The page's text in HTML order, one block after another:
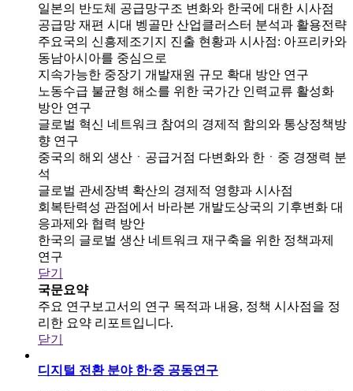
일본의 반도체 공급망구조 변화와 한국에 대한 시사점
공급망 재편 시대 벵골만 산업클러스터 분석과 활용전략
주요국의 신흥제조기지 진출 현황과 시사점: 아프리카와
동남아시아를 중심으로
지속가능한 중장기 개발재원 규모 확대 방안 연구
노동수급 불균형 해소를 위한 국가간 인력교류 활성화
방안 연구
글로벌 혁신 네트워크 참여의 경제적 함의와 통상정책방
향 연구
중국의 해외 생산ㆍ공급거점 다변화와 한ㆍ중 경쟁력 분
석
글로벌 관세장벽 확산의 경제적 영향과 시사점
회복탄력성 관점에서 바라본 개발도상국의 기후변화 대
응과제와 협력 방안
한국의 글로벌 생산 네트워크 재구축을 위한 정책과제
연구
닫기
국문요약
주요 연구보고서의 연구 목적과 내용, 정책 시사점을 정
리한 요약 리포트입니다.
닫기
디지털 전환 분야 한·중 공동연구